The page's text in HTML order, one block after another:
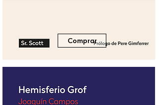
Comprar